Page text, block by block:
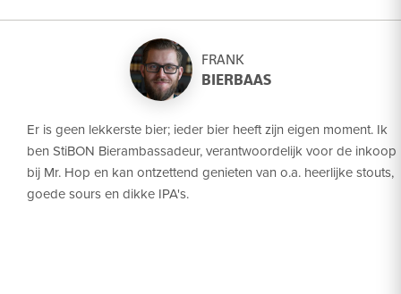
FRANK
BIERBAAS
Er is geen lekkerste bier; ieder bier heeft zijn eigen moment. Ik
ben StiBON Bierambassadeur, verantwoordelijk voor de inkoop
bij Mr. Hop en kan ontzettend genieten van o.a. heerlijke stouts,
goede sours en dikke IPA's.